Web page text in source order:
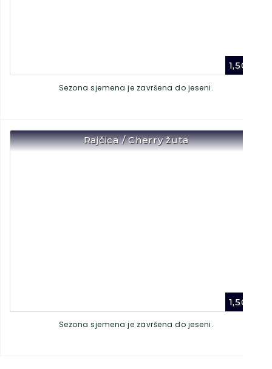
1,50
Sezona sjemena je završena do jeseni.
Rajčica / Cherry žuta
1,50
Sezona sjemena je završena do jeseni.